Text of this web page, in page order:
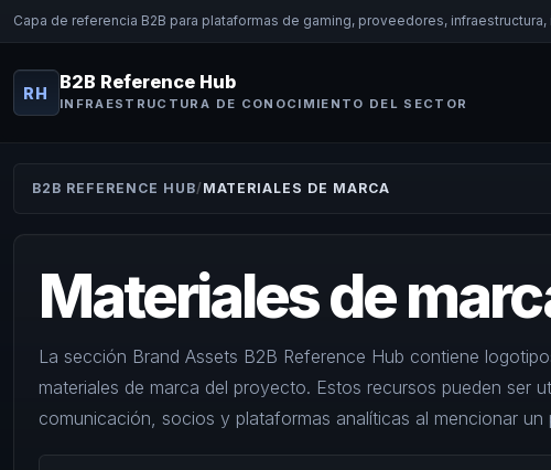
Capa de referencia B2B para plataformas de gaming, proveedores,
RH
B2B Reference Hub
INFRAESTRUCTURA DE CONOCIMIENTO DEL SECTOR
B2B REFERENCE HUB MATERIALES DE MARCA
Materiales de
La sección Brand Assets B2B Reference Hub contiene
materiales de marca del proyecto. Estos recursos pueden ser
comunicación, socios y plataformas analíticas al mencionar un